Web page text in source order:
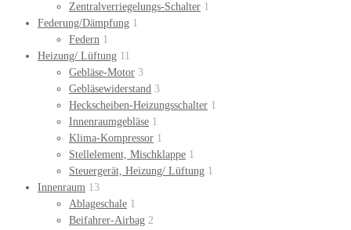
Zentralverriegelungs-Schalter 1
Federung/Dämpfung 1
Federn 1
Heizung/ Lüftung 11
Gebläse-Motor 3
Gebläsewiderstand 3
Heckscheiben-Heizungsschalter 1
Innenraumgebläse 1
Klima-Kompressor 1
Stellelement, Mischklappe 1
Steuergerät, Heizung/ Lüftung 1
Innenraum 13
Ablageschale 1
Beifahrer-Airbag 2